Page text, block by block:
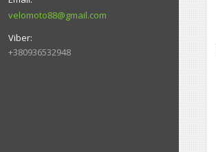
velomoto88@gmail.com
+380936532948